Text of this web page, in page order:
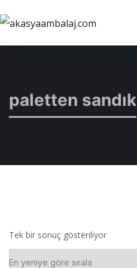
paletten sandık
Tek bir sonuç gösteriliyor